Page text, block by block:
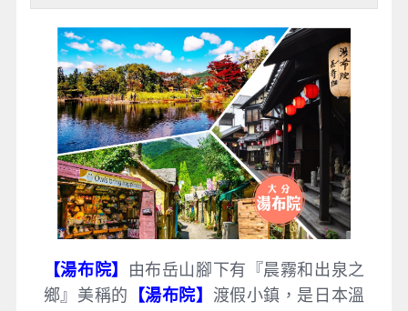
【湯布院】
由布岳山腳下有『晨霧和出泉之
鄉』美稱的 【湯布院】 渡假小鎮，是日本溫